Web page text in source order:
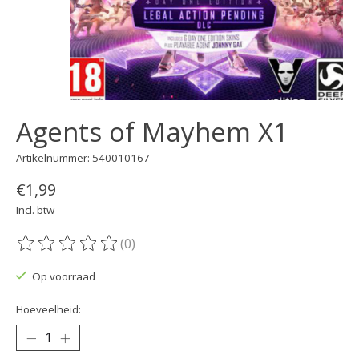
Agents of Mayhem X1
Artikelnummer: 540010167
€1,99
Incl. btw
De beoordeling van dit product is
(0)
Op voorraad
Hoeveelheid: